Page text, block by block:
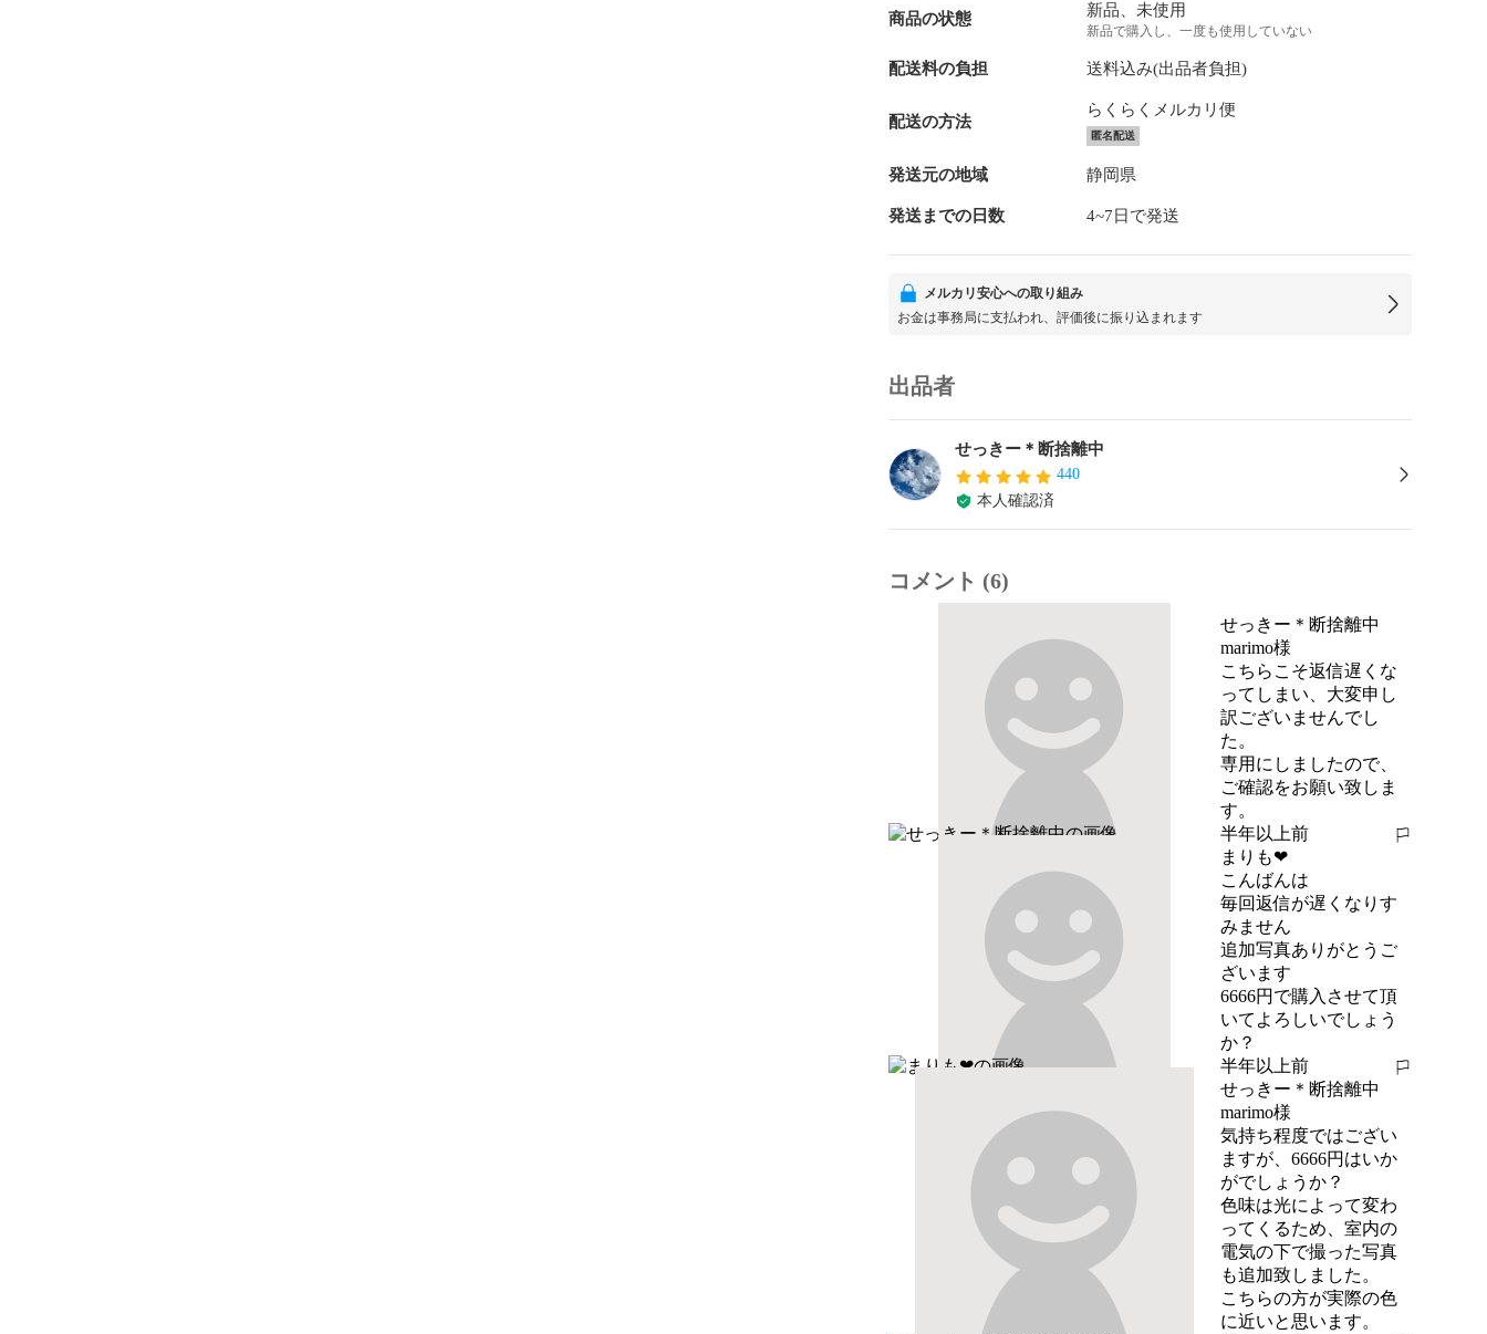
商品の状態 新品、未使用
新品で購入し、一度も使用していない
配送料の負担 送料込み(出品者負担)
配送の方法
らくらくメルカリ便
匿名配送
発送元の地域 静岡県
発送までの日数 4~7日で発送
メルカリ安心への取り組み
お金は事務局に支払われ、評価後に振り込まれます
出品者
せっきー＊断捨離中
440
本人確認済
コメント (6)
せっきー＊断捨離中
marimo様
こちらこそ返信遅くな
ってしまい、大変申し
訳ございませんでし
た。
専用にしましたので、
ご確認をお願い致しま
す。
半年以上前
報告する
まりも❤︎
こんばんは
毎回返信が遅くなりす
みません
追加写真ありがとうご
ざいます
6666円で購入させて頂
いてよろしいでしょう
か？
半年以上前
報告する
せっきー＊断捨離中
marimo様
気持ち程度ではござい
ますが、6666円はいか
がでしょうか？
色味は光によって変わ
ってくるため、室内の
電気の下で撮った写真
も追加致しました。
こちらの方が実際の色
に近いと思います。